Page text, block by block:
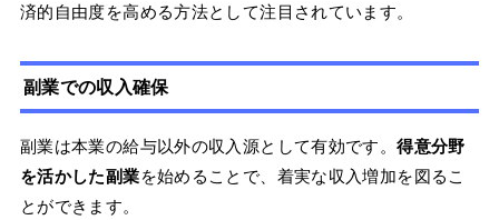
済的自由度を高める方法として注目されています。
副業での収入確保
副業は本業の給与以外の収入源として有効です。得意分野
を活かした副業を始めることで、着実な収入増加を図るこ
とができます。